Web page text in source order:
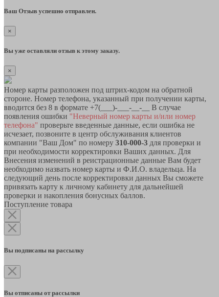
Ваш Отзыв успешно отправлен.
×
Вы уже оставляли отзыв к этому заказу.
×
Номер карты разположен под штрих-кодом на обратной
стороне. Номер телефона, указанный при получении карты,
вводится без 8 в формате +7(___)-___-__-__ В случае
появления ошибки "Неверный номер карты и/или номер
телефона" проверьте введенные данные, если ошибка не
исчезает, позвоните в центр обслуживания клиентов
компании "Ваш Дом" по номеру 310-000-3 для проверки и
при необходимости корректировки Ваших данных. Для
Внесения изменений в реистрационные данные Вам будет
необходимо назвать номер карты и Ф.И.О. владельца. На
следующий день после корректировки данных Вы сможете
привязать карту к личному кабинету для дальнейшей
проверки и накопления бонусных баллов.
Поступление товара
Вы подписаны на рассылку
Вы отписаны от рассылки